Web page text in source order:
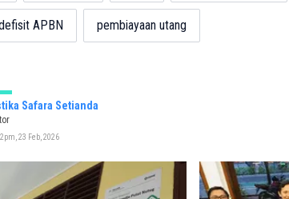
APBN pembiayaan utang
Safara Setianda
23 Feb, 2026